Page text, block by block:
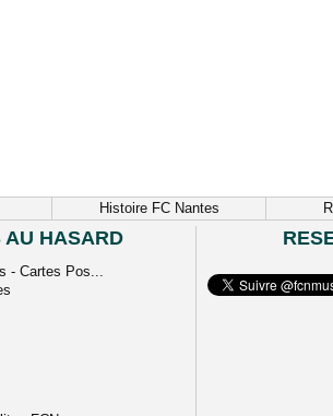
Histoire FC Nantes
HASARD
- Cartes Pos...